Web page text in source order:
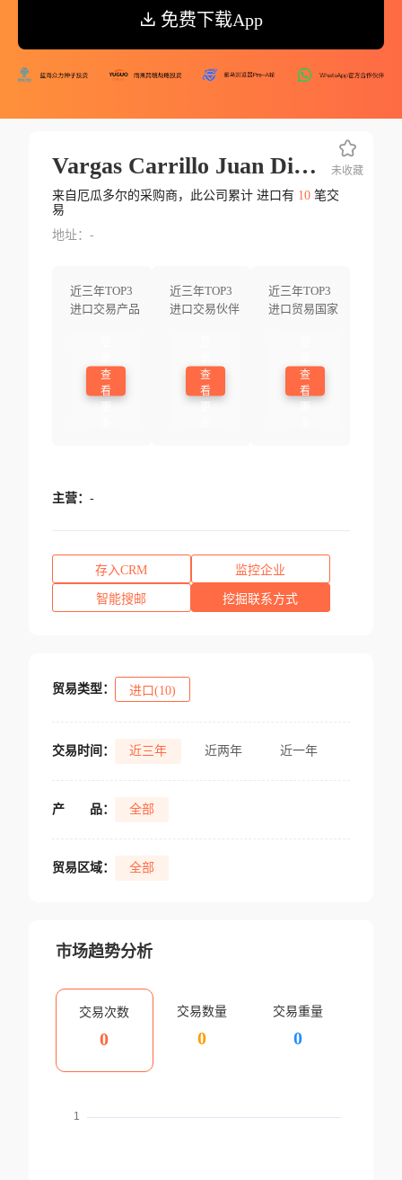
免费下载App
Vargas Carrillo Juan Diego
来自厄瓜多尔的采购商，此公司累计 进口有 10笔交
易
地址：-
近三年TOP3
进口交易产品
查
看
近三年TOP3
进口交易伙伴
查
看
近三年TOP3
进口贸易国家
查
看
未收藏
主营： -
存入CRM 监控企业
智能搜邮 挖掘联系方式
贸易类型： 进口(10)
交易时间： 近三年 近两年 近一年
产 品： 全部
贸易区域： 全部
市场趋势分析
交易次数
0
交易数量
0
交易重量
0